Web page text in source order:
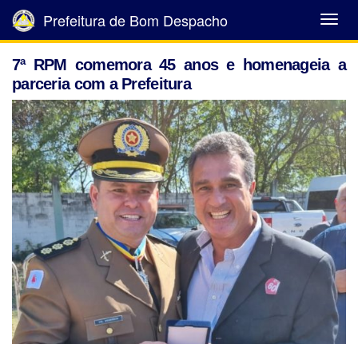
Abrir
Menu
Prefeitura de Bom Despacho
7ª RPM comemora 45 anos e homenageia a
parceria com a Prefeitura